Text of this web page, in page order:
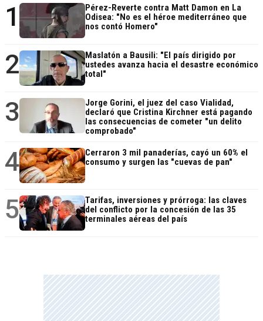
1
Pérez-Reverte contra Matt Damon en La
Odisea: "No es el héroe mediterráneo que
nos contó Homero"
2
Maslatón a Bausili: "El país dirigido por
ustedes avanza hacia el desastre económico
total"
3
Jorge Gorini, el juez del caso Vialidad,
declaró que Cristina Kirchner está pagando
las consecuencias de cometer "un delito
comprobado"
4
Cerraron 3 mil panaderías, cayó un 60% el
consumo y surgen las "cuevas de pan"
5
Tarifas, inversiones y prórroga: las claves
del conflicto por la concesión de las 35
terminales aéreas del país